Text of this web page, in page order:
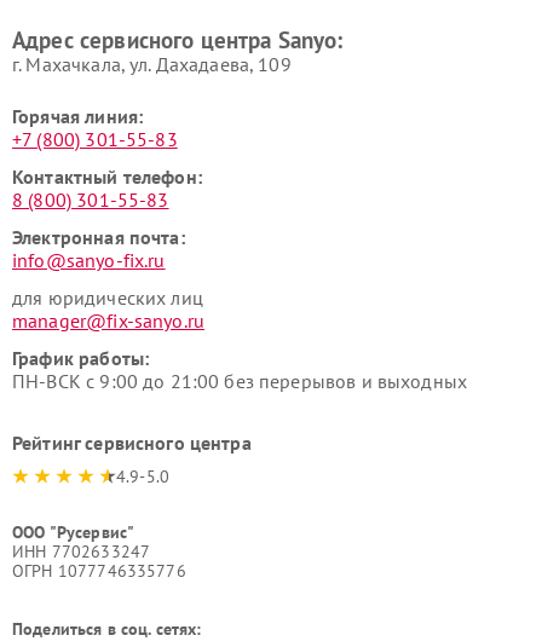
Адрес сервисного центра Sanyo:
г. Махачкала, ул. Дахадаева, 109
Горячая линия:
+7 (800) 301-55-83
Контактный телефон:
8 (800) 301-55-83
Электронная почта:
info@sanyo-fix.ru
для юридических лиц
manager@fix-sanyo.ru
График работы:
ПН-ВСК с 9:00 до 21:00 без перерывов и выходных
Рейтинг сервисного центра
4.9-5.0
ООО "Русервис"
ИНН 7702633247
ОГРН 1077746335776
Поделиться в соц. сетях: